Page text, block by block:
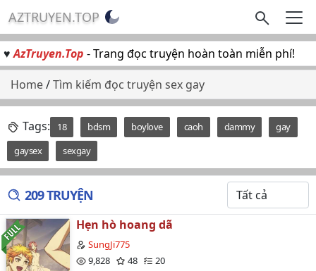
AZTRUYEN.TOP
♥AzTruyen.Top - Trang đọc truyện hoàn toàn miễn phí!
Home/Tìm kiếm đọc truyện sex gay
Tags: 18 bdsm boylove caoh dammy
gay
gaysex
sexgay
209 TRUYỆN
Hẹn hò hoang dã
SungJi775
9,828
48
20